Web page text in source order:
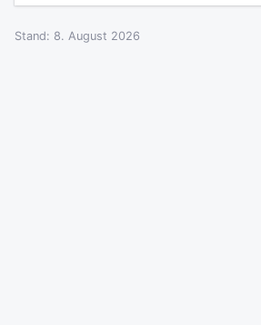
Stand: 8. August 2026